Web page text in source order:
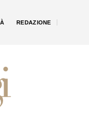
REDAZIONE